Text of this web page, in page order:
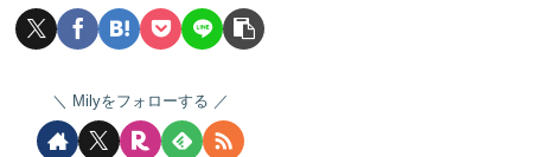
Milyをフォローする